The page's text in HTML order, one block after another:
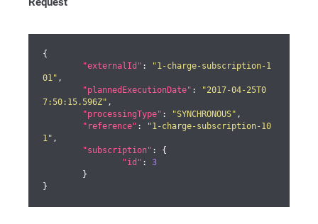
{
"externalId" :
"1-charge-subscription-1
01" ,
"plannedExecutionDate" :
"2017-04-25T0
7:50:15.596Z" ,
"processingType" : "SYNCHRONOUS" ,
"reference" :
"1-charge-subscription-10
1" ,
"subscription" : {
"id" : 3
}